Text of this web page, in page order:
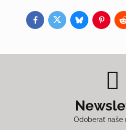
FacebookTwitterBluesky
Odoberať naše